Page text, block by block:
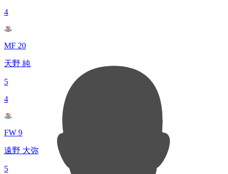
4
MF 20
天野 純
5
4
FW 9
遠野 大弥
5